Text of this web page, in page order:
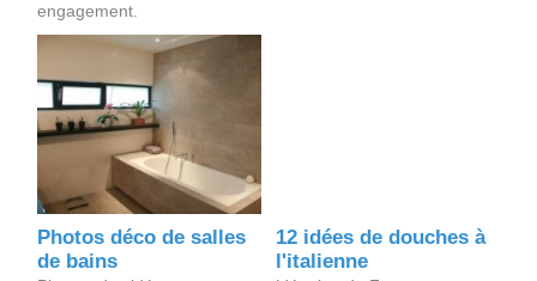
engagement.
Photos déco de salles
de bains
12 idées de douches à
l'italienne